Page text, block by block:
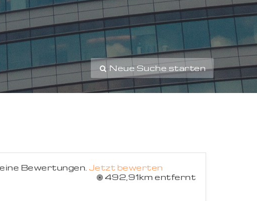
Neue Suche starten
Bewertungen. Jetzt bewerten
492,91km entfernt